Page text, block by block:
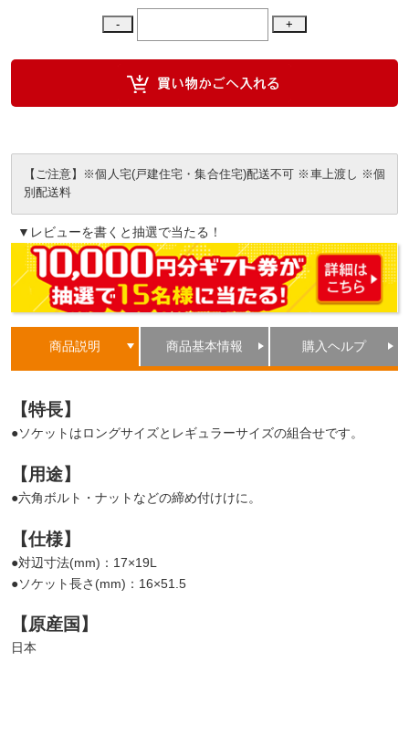
【ご注意】※個人宅(戸建住宅・集合住宅)配送不可 ※車上渡し ※個
別配送料
▼レビューを書くと抽選で当たる！
商品説明 商品基本情報 購入ヘルプ
【特長】
●ソケットはロングサイズとレギュラーサイズの組合せです。
【用途】
●六角ボルト・ナットなどの締め付けけに。
【仕様】
●対辺寸法(mm)：17×19L
●ソケット長さ(mm)：16×51.5
【原産国】
日本